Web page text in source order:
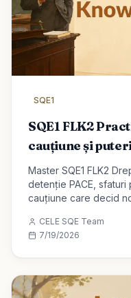
SQE1
SQE1 FLK2
cauțiune și
Master SQE1 FLK2
detenție PACE,
cauțiune care decid
CELE SQE Team
7/19/2026